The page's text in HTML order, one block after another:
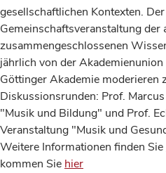
gesellschaftlichen Kontexten.
Gemeinschaftsveranstaltung
zusammengeschlossenen
jährlich von der
Göttinger Akademie moderieren
Diskussionsrunden: Prof.
"Musik und Bildung" und Prof.
Veranstaltung "Musik und
Weitere Informationen finden Sie
kommen Sie hier